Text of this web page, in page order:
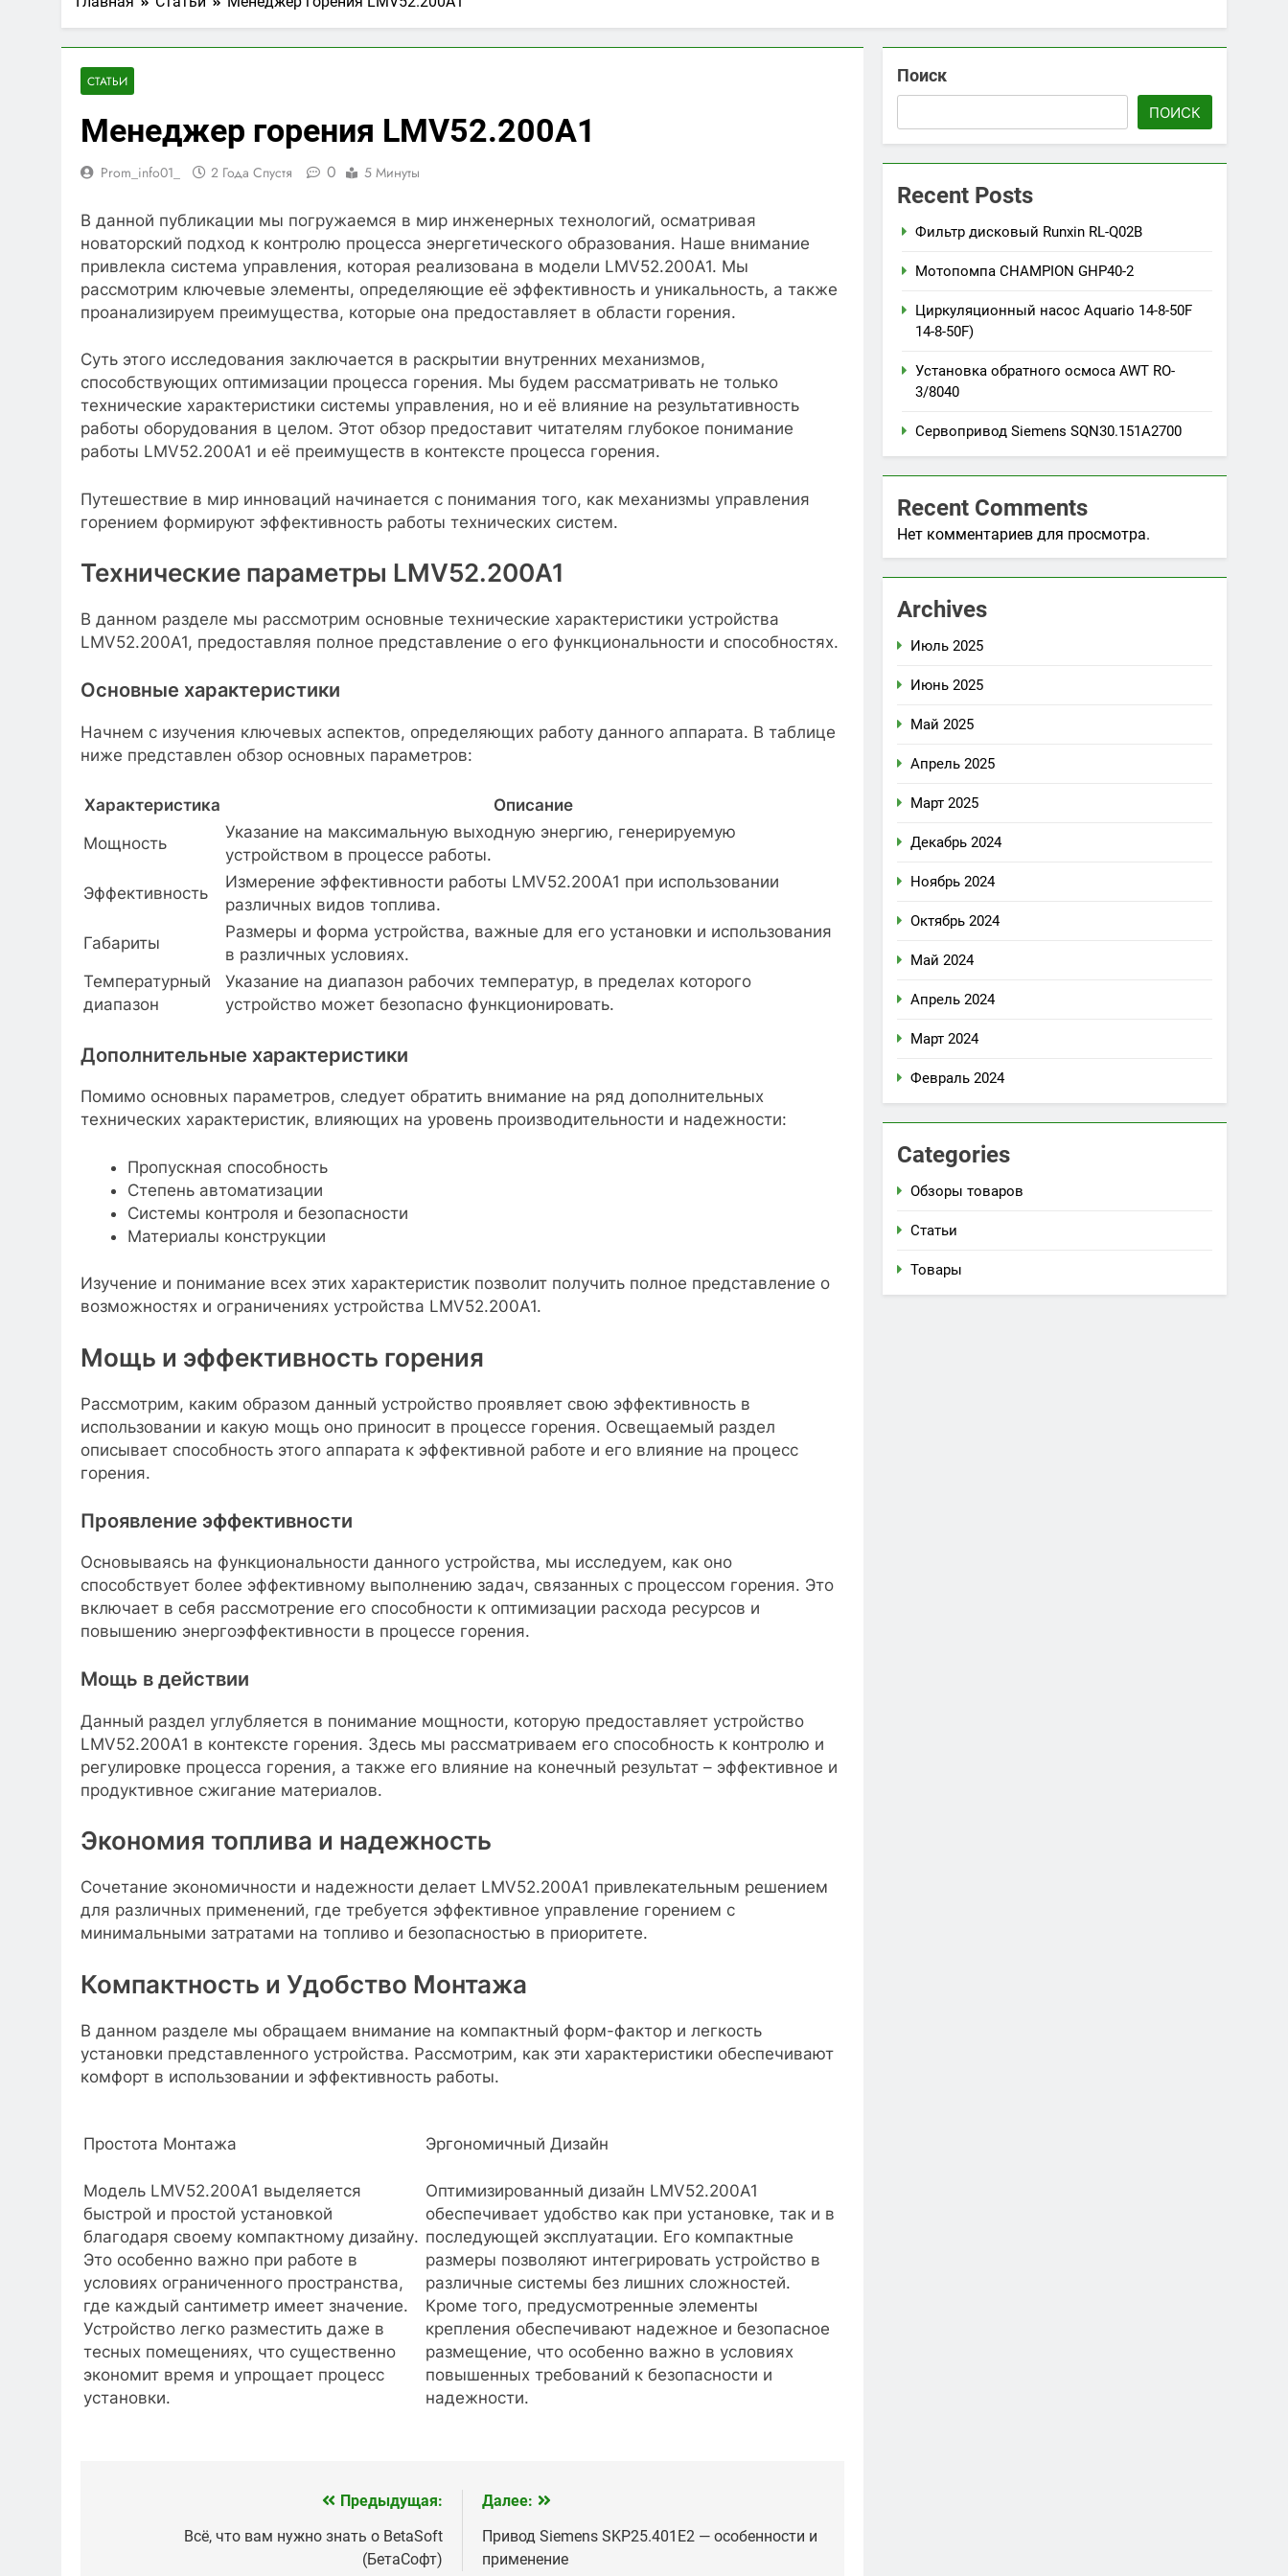
СТАТЬИ
Менеджер горения LMV52.200A1
Prom_info01_ 2 Года Спустя 0 5 Минуты
В данной публикации мы погружаемся в мир инженерных технологий, осматривая
новаторский подход к контролю процесса энергетического образования. Наше внимание
привлекла система управления, которая реализована в модели LMV52.200A1. Мы
рассмотрим ключевые элементы, определяющие её эффективность и уникальность, а также
проанализируем преимущества, которые она предоставляет в области горения.
Суть этого исследования заключается в раскрытии внутренних механизмов,
способствующих оптимизации процесса горения. Мы будем рассматривать не только
технические характеристики системы управления, но и её влияние на результативность
работы оборудования в целом. Этот обзор предоставит читателям глубокое понимание
работы LMV52.200A1 и её преимуществ в контексте процесса горения.
Путешествие в мир инноваций начинается с понимания того, как механизмы управления
горением формируют эффективность работы технических систем.
Технические параметры LMV52.200A1
В данном разделе мы рассмотрим основные технические характеристики устройства
LMV52.200A1, предоставляя полное представление о его функциональности и способностях.
Основные характеристики
Начнем с изучения ключевых аспектов, определяющих работу данного аппарата. В таблице
ниже представлен обзор основных параметров:
Характеристика
Описание
Мощность
Указание на максимальную выходную энергию, генерируемую
устройством в процессе работы.
Эффективность
Измерение эффективности работы LMV52.200A1 при использовании
различных видов топлива.
Габариты
Размеры и форма устройства, важные для его установки и использования
в различных условиях.
Температурный
диапазон
Указание на диапазон рабочих температур, в пределах которого
устройство может безопасно функционировать.
Дополнительные характеристики
Помимо основных параметров, следует обратить внимание на ряд дополнительных
технических характеристик, влияющих на уровень производительности и надежности:
Пропускная способность
Степень автоматизации
Системы контроля и безопасности
Материалы конструкции
Изучение и понимание всех этих характеристик позволит получить полное представление о
возможностях и ограничениях устройства LMV52.200A1.
Мощь и эффективность горения
Рассмотрим, каким образом данный устройство проявляет свою эффективность в
использовании и какую мощь оно приносит в процессе горения. Освещаемый раздел
описывает способность этого аппарата к эффективной работе и его влияние на процесс
горения.
Проявление эффективности
Основываясь на функциональности данного устройства, мы исследуем, как оно
способствует более эффективному выполнению задач, связанных с процессом горения. Это
включает в себя рассмотрение его способности к оптимизации расхода ресурсов и
повышению энергоэффективности в процессе горения.
Мощь в действии
Данный раздел углубляется в понимание мощности, которую предоставляет устройство
LMV52.200A1 в контексте горения. Здесь мы рассматриваем его способность к контролю и
регулировке процесса горения, а также его влияние на конечный результат – эффективное и
продуктивное сжигание материалов.
Экономия топлива и надежность
Сочетание экономичности и надежности делает LMV52.200A1 привлекательным решением
для различных применений, где требуется эффективное управление горением с
минимальными затратами на топливо и безопасностью в приоритете.
Компактность и Удобство Монтажа
В данном разделе мы обращаем внимание на компактный форм-фактор и легкость
установки представленного устройства. Рассмотрим, как эти характеристики обеспечивают
комфорт в использовании и эффективность работы.
Простота Монтажа
Модель LMV52.200A1 выделяется
быстрой и простой установкой
благодаря своему компактному дизайну.
Это особенно важно при работе в
условиях ограниченного пространства,
где каждый сантиметр имеет значение.
Устройство легко разместить даже в
тесных помещениях, что существенно
экономит время и упрощает процесс
установки.
Эргономичный Дизайн
Оптимизированный дизайн LMV52.200A1
обеспечивает удобство как при установке, так и в
последующей эксплуатации. Его компактные
размеры позволяют интегрировать устройство в
различные системы без лишних сложностей.
Кроме того, предусмотренные элементы
крепления обеспечивают надежное и безопасное
размещение, что особенно важно в условиях
повышенных требований к безопасности и
надежности.
Предыдущая:
Всё, что вам нужно знать о BetaSoft
(БетаСофт)
Далее:
Привод Siemens SKP25.401E2 — особенности и
применение
Поиск
ПОИСК
Recent Posts
Фильтр дисковый Runxin RL-Q02B
Мотопомпа CHAMPION GHP40-2
Циркуляционный насос Aquario 14-8-50F
14-8-50F)
Установка обратного осмоса AWT RO-
3/8040
Сервопривод Siemens SQN30.151A2700
Recent Comments
Нет комментариев для просмотра.
Archives
Июль 2025
Июнь 2025
Май 2025
Апрель 2025
Март 2025
Декабрь 2024
Ноябрь 2024
Октябрь 2024
Май 2024
Апрель 2024
Март 2024
Февраль 2024
Categories
Обзоры товаров
Статьи
Товары